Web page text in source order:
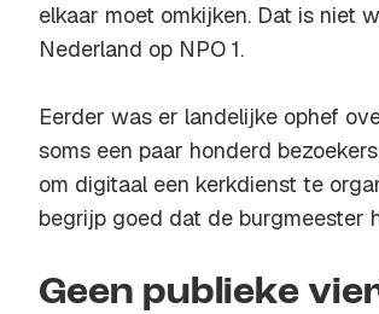
elkaar moet omkijken. Dat is niet
Nederland op NPO 1.
Eerder was er landelijke ophef
soms een paar honderd
om digitaal een kerkdienst te
begrijp goed dat de burgmeester
Geen publieke